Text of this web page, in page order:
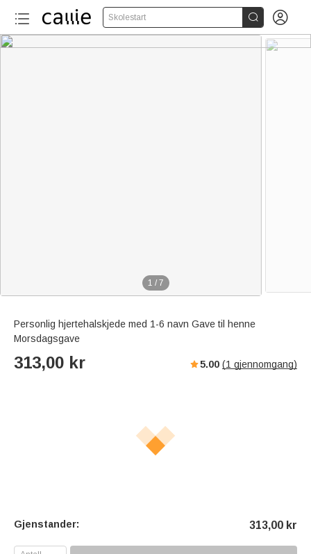
Skolestart  
1 / 7
Personlig hjertehalskjede med 1-6 navn Gave til henne
Morsdagsgave
313,00 kr 5.00 (1 gjennomgang)
Gjenstander: 313,00 kr